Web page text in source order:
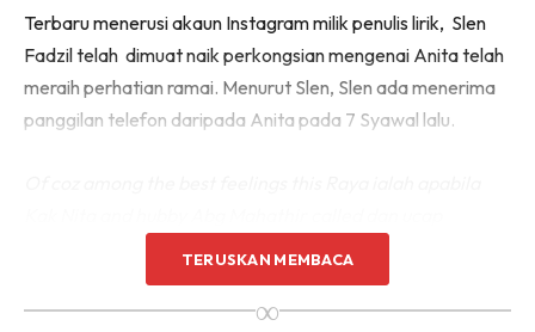
Terbaru menerusi akaun Instagram milik penulis lirik, Slen
Fadzil telah dimuat naik perkongsian mengenai Anita telah
meraih perhatian ramai. Menurut Slen, Slen ada menerima
panggilan telefon daripada Anita pada 7 Syawal lalu.
(via hp Abg Shuib Taib) on the 7th Syawal.
TERUSKAN MEMBACA
∞